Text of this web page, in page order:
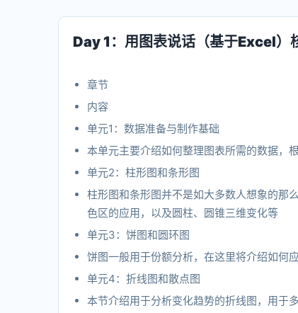
Day 1：用图表说话（基于Excel）
章节
内容
单元1：数据准备与制作基础
本单元主要介绍如何整理图表所需的数据，
单元2：柱形图和条形图
柱形图和条形图并不是如大多数人想象的那
色区的应用，以及圆柱、圆锥三维变化等
单元3：饼图和圆环图
饼图一般用于份额分析，在这里将介绍如何
单元4：折线图和散点图
本节介绍用于分析变化趋势的折线图，用于